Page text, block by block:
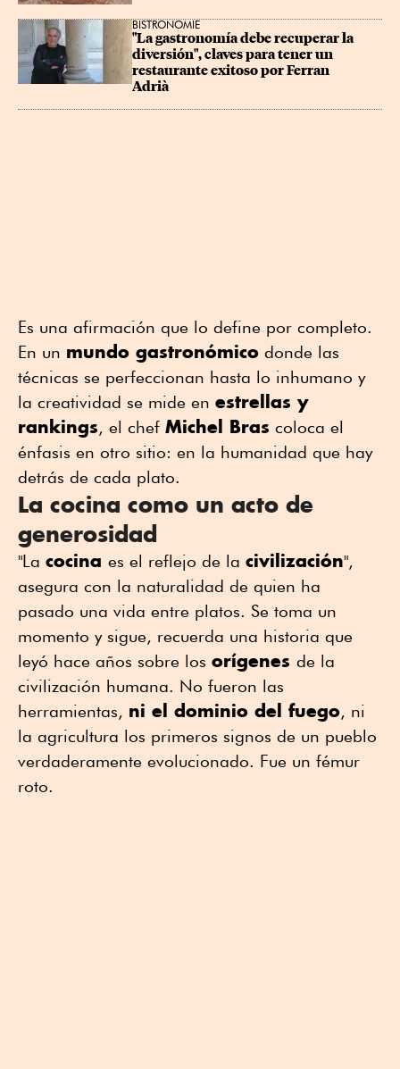
BISTRONOMIE
"La gastronomía debe recuperar la
diversión", claves para tener un
restaurante exitoso por Ferran
Adrià
Es una afirmación que lo define por completo.
En un mundo gastronómico donde las
técnicas se perfeccionan hasta lo inhumano y
la creatividad se mide en estrellas y
rankings, el chef Michel Bras coloca el
énfasis en otro sitio: en la humanidad que hay
detrás de cada plato.
La cocina como un acto de
generosidad
"La cocina es el reflejo de la civilización",
asegura con la naturalidad de quien ha
pasado una vida entre platos. Se toma un
momento y sigue, recuerda una historia que
leyó hace años sobre los orígenes de la
civilización humana. No fueron las
herramientas, ni el dominio del fuego, ni
la agricultura los primeros signos de un pueblo
verdaderamente evolucionado. Fue un fémur
roto.